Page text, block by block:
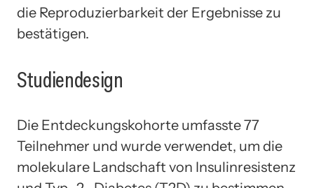
die Reproduzierbarkeit der Ergebnisse zu
bestätigen.
Studiendesign
Die Entdeckungskohorte umfasste 77
Teilnehmer und wurde verwendet, um die
molekulare Landschaft von Insulinresistenz